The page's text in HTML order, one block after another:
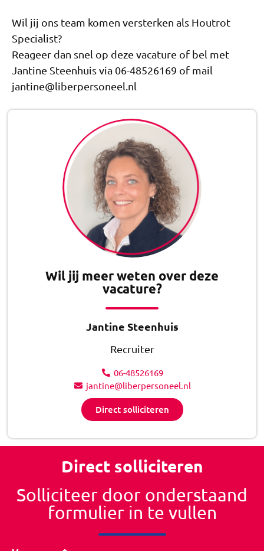
Wil jij ons team komen versterken als Houtrot
Specialist?
Reageer dan snel op deze vacature of bel met
Jantine Steenhuis via 06-48526169 of mail
jantine@liberpersoneel.nl
Wil jij meer weten over deze
vacature?
Jantine Steenhuis
Recruiter
06-48526169
jantine@liberpersoneel.nl
Direct solliciteren
Direct solliciteren
Solliciteer door onderstaand
formulier in te vullen